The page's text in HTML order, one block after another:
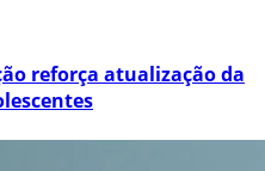
reforça atualização da